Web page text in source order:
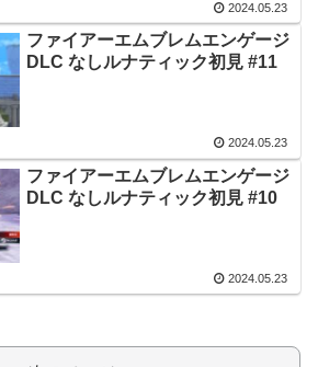
2024.05.23
ファイアーエムブレムエンゲージ
DLC なしルナティック初見 #11
2024.05.23
ファイアーエムブレムエンゲージ
DLC なしルナティック初見 #10
2024.05.23